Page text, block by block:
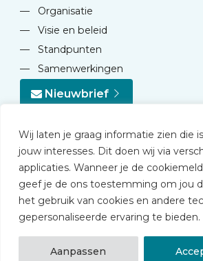
Wij laten je graag informatie zien die
jouw interesses. Dit doen wij via
applicaties. Wanneer je de
geef je de ons toestemming om jou
het gebruik van cookies en andere
gepersonaliseerde ervaring te bieden.
Aanpassen
—
Organisatie
—
Visie en beleid
—
Standpunten
—
Samenwerkingen
Nieuwbrief
© 2026 NVD
Privacy statement
Disclaimer